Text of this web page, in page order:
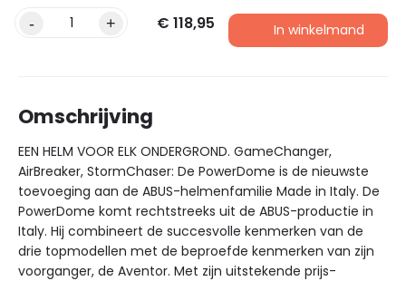
- + € 118,95 In winkelmand
Omschrijving
EEN HELM VOOR ELK ONDERGROND. GameChanger,
AirBreaker, StormChaser: De PowerDome is de nieuwste
toevoeging aan de ABUS-helmenfamilie Made in Italy. De
PowerDome komt rechtstreeks uit de ABUS-productie in
Italy. Hij combineert de succesvolle kenmerken van de
drie topmodellen met de beproefde kenmerken van zijn
voorganger, de Aventor. Met zijn uitstekende prijs-